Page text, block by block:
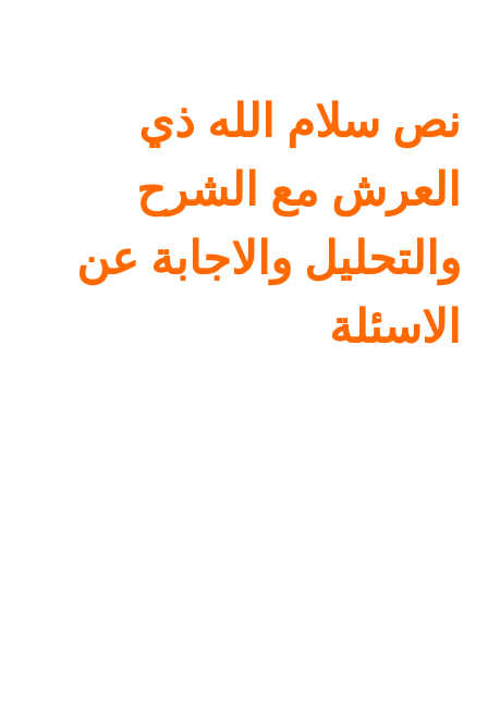
نص سلام الله ذي
العرش مع الشرح
والتحليل والاجابة عن
الاسئلة